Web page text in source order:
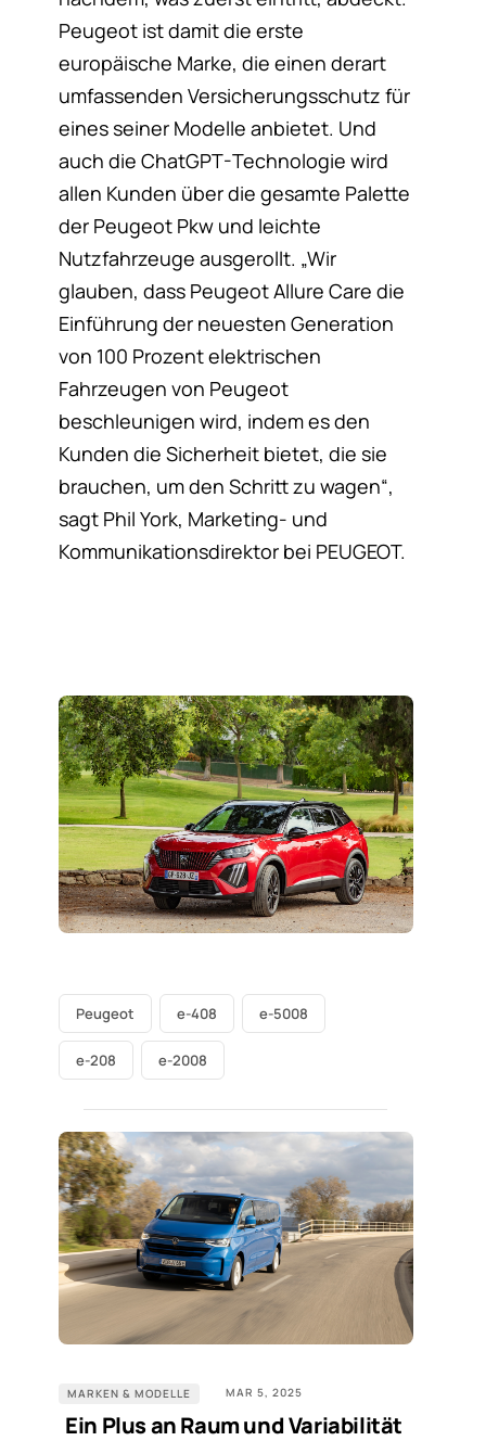
Peugeot ist damit die erste
europäische Marke, die einen derart
umfassenden Versicherungsschutz für
eines seiner Modelle anbietet. Und
auch die ChatGPT-Technologie wird
allen Kunden über die gesamte Palette
der Peugeot Pkw und leichte
Nutzfahrzeuge ausgerollt. „Wir
glauben, dass Peugeot Allure Care die
Einführung der neuesten Generation
von 100 Prozent elektrischen
Fahrzeugen von Peugeot
beschleunigen wird, indem es den
Kunden die Sicherheit bietet, die sie
brauchen, um den Schritt zu wagen“,
sagt Phil York, Marketing- und
Kommunikationsdirektor bei PEUGEOT.
Peugeot e-408 e-5008
e-208 e-2008
MARKEN & MODELLE MAR 5, 2025
Ein Plus an Raum und Variabilität